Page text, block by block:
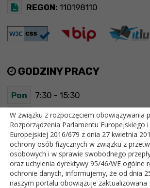
REGON: 110198110
GODZINY PRACY
Pon 7:30 - 15:30
Wt 7:30 - 15:30
Śr 7:30 - 15:30
Czw 7:30 - 15:30
Pt 7:30 - 15:30
W związku z rozpoczęciem obowiązywania
Rozporządzenia Parlamentu Europejskiego i
Europejskiej 2016/679 z dnia 27 kwietnia
ochrony osób fizycznych w związku z
osobowych i w sprawie swobodnego
oraz uchylenia dyrektywy 95/46/WE ogólne
ochronie danych, informujemy, że od dnia
naszym portalu obowiązuje zaktualizowana